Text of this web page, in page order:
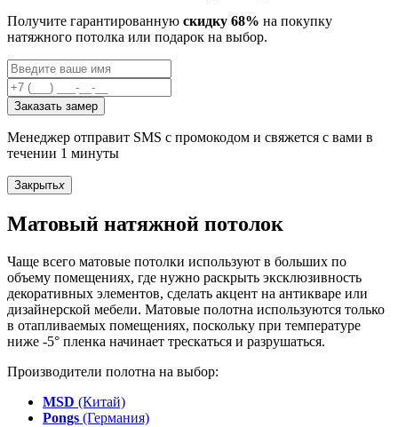
Получите гарантированную скидку 68% на покупку
натяжного потолка или подарок на выбор.
Заказать замер
Менеджер отправит SMS с промокодом и свяжется с вами в
течении 1 минуты
Закрытьx
Матовый натяжной потолок
Чаще всего матовые потолки используют в больших по
объему помещениях, где нужно раскрыть эксклюзивность
декоративных элементов, сделать акцент на антикваре или
дизайнерской мебели. Матовые полотна используются только
в отапливаемых помещениях, поскольку при температуре
ниже -5° пленка начинает трескаться и разрушаться.
Производители полотна на выбор:
MSD (Китай)
Pongs (Германия)